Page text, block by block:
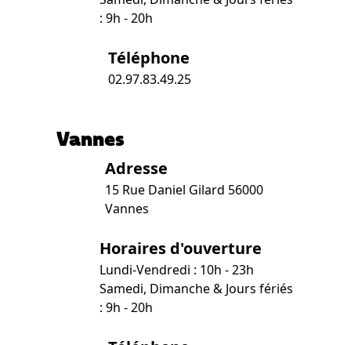
: 9h - 20h
Téléphone
02.97.83.49.25
Vannes
Adresse
15 Rue Daniel Gilard 56000
Vannes
Horaires d'ouverture
Lundi-Vendredi : 10h - 23h
Samedi, Dimanche & Jours fériés
: 9h - 20h